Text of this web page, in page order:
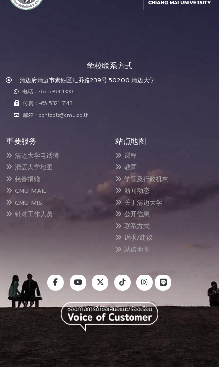
学校联系方式
清迈府清迈市素贴区汇乔路239号 50200 清迈大学
电话 : +66 5394 1300
传真 : +66 5321 7143
邮箱 : contacts@cmu.ac.th
重要服务
清迈大学电话簿
清迈大学地图
慈善捐赠
CMU MAIL
CMU MIS
针对工作人员
站点地图
课程
教育
学院及行政机构
新闻动态
关于清迈大学
公开信息
联系方式
诉求/建议
站点地图